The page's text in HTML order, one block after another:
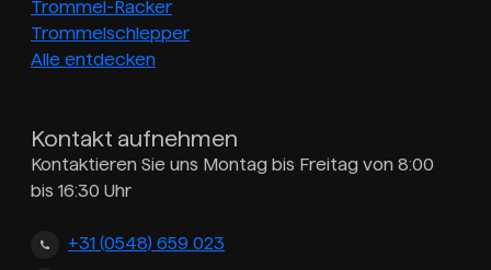
Trommel-Racker
Trommelschlepper
Alle entdecken
Kontakt aufnehmen
Kontaktieren Sie uns Montag bis Freitag von 8:00
bis 16:30 Uhr
+31 (0548) 659 023